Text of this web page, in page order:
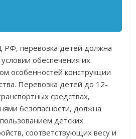
РФ, перевозка детей должна
обеспечения их
особенностей конструкции
Перевозка детей до 12-
средствах,
безопасности, должна
детских
соответствующих весу и